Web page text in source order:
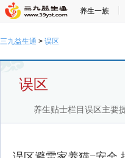
养生一族
三九益生通 > 误区
误区
养生贴士栏目误区主要